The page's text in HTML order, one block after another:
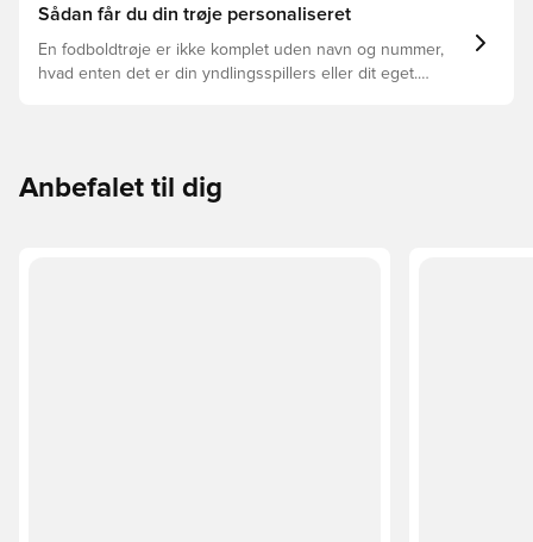
Sådan får du din trøje personaliseret
En fodboldtrøje er ikke komplet uden navn og nummer,
hvad enten det er din yndlingsspillers eller dit eget.
Anbefalet til dig